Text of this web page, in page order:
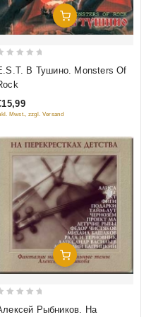
Добавить В Корзину
В Тушино. Monsters Of
Mwst., zzgl. Versand
Добавить В Корзину
Рыбников. На